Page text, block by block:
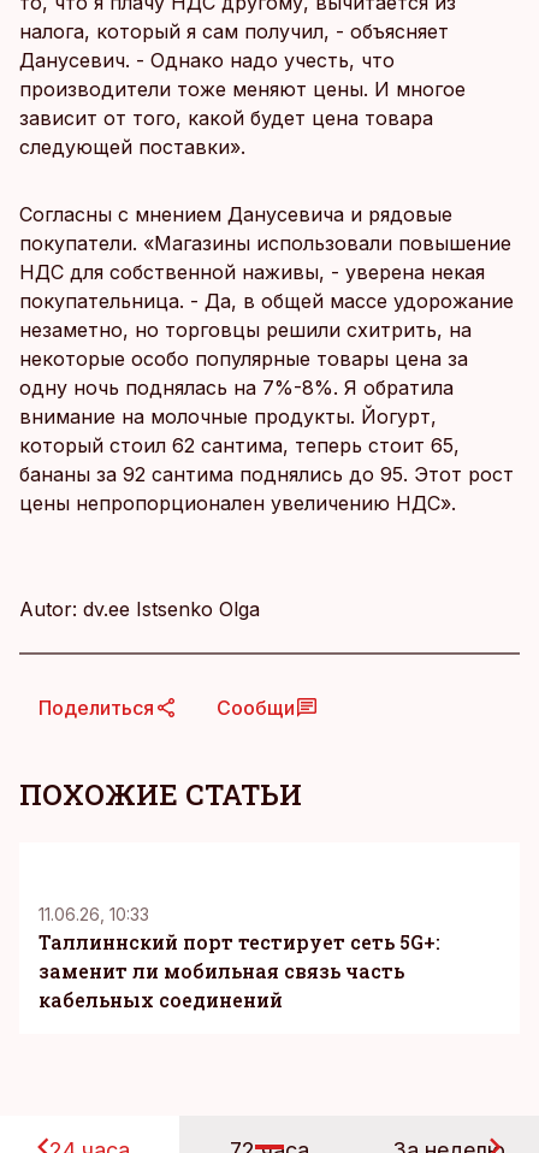
налога, который я сам получил, - объясняет
Данусевич. - Однако надо учесть, что
производители тоже меняют цены. И многое
зависит от того, какой будет цена товара
следующей поставки».
Согласны с мнением Данусевича и рядовые
покупатели. «Магазины использовали повышение
НДС для собственной наживы, - уверена некая
покупательница. - Да, в общей массе удорожание
незаметно, но торговцы решили схитрить, на
некоторые особо популярные товары цена за
одну ночь поднялась на 7%-8%. Я обратила
внимание на молочные продукты. Йогурт,
который стоил 62 сантима, теперь стоит 65,
бананы за 92 сантима поднялись до 95. Этот рост
цены непропорционален увеличению НДС».
Autor: dv.ee Istsenko Olga
Поделиться Сообщи
ПОХОЖИЕ СТАТЬИ
11.06.26, 10:33
Таллиннский порт тестирует сеть 5G+:
заменит ли мобильная связь часть
кабельных соединений